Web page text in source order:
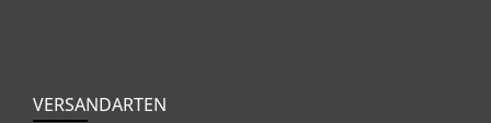
VERSANDARTEN